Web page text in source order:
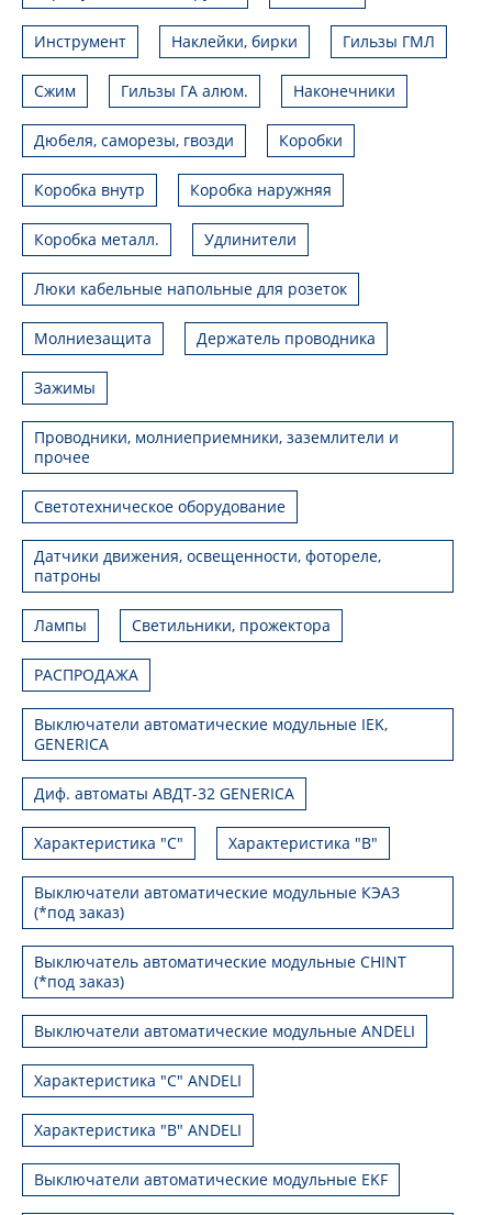
Инструмент Наклейки, бирки Гильзы ГМЛ
Сжим Гильзы ГА алюм. Наконечники
Дюбеля, саморезы, гвозди Коробки
Коробка внутр Коробка наружняя
Коробка металл. Удлинители
Люки кабельные напольные для розеток
Молниезащита Держатель проводника
Зажимы
Проводники, молниеприемники, заземлители и
прочее
Светотехническое оборудование
Датчики движения, освещенности, фотореле,
патроны
Лампы Светильники, прожектора
РАСПРОДАЖА
Выключатели автоматические модульные IEK,
GENERICA
Диф. автоматы АВДТ-32 GENERICA
Характеристика "С" Характеристика "В"
Выключатели автоматические модульные КЭАЗ
(*под заказ)
Выключатель автоматические модульные CHINT
(*под заказ)
Выключатели автоматические модульные ANDELI
Характеристика "C" ANDELI
Характеристика "B" ANDELI
Выключатели автоматические модульные EKF